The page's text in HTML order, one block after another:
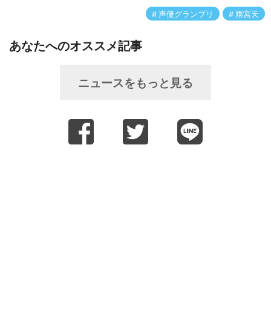
声優グランプリ 雨宮天
あなたへのオススメ記事
ニュースをもっと見る